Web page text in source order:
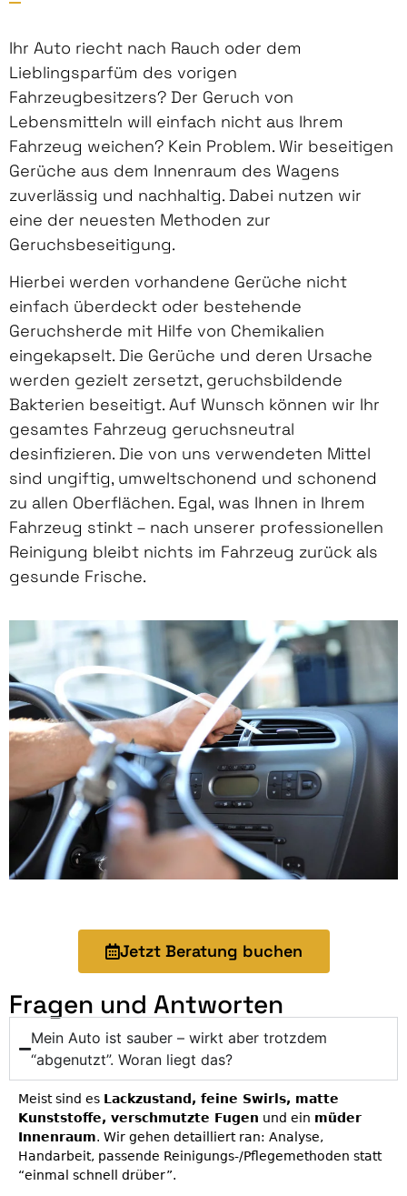
Ihr Auto riecht nach Rauch oder dem
Lieblingsparfüm des vorigen
Fahrzeugbesitzers? Der Geruch von
Lebensmitteln will einfach nicht aus Ihrem
Fahrzeug weichen? Kein Problem. Wir beseitigen
Gerüche aus dem Innenraum des Wagens
zuverlässig und nachhaltig. Dabei nutzen wir
eine der neuesten Methoden zur
Geruchsbeseitigung.
Hierbei werden vorhandene Gerüche nicht
einfach überdeckt oder bestehende
Geruchsherde mit Hilfe von Chemikalien
eingekapselt. Die Gerüche und deren Ursache
werden gezielt zersetzt, geruchsbildende
Bakterien beseitigt. Auf Wunsch können wir Ihr
gesamtes Fahrzeug geruchsneutral
desinfizieren. Die von uns verwendeten Mittel
sind ungiftig, umweltschonend und schonend
zu allen Oberflächen. Egal, was Ihnen in Ihrem
Fahrzeug stinkt – nach unserer professionellen
Reinigung bleibt nichts im Fahrzeug zurück als
gesunde Frische.
Jetzt Beratung buchen
Fragen und Antworten
Mein Auto ist sauber – wirkt aber trotzdem
“abgenutzt”. Woran liegt das?
Meist sind es Lackzustand, feine Swirls, matte
Kunststoffe, verschmutzte Fugen und ein müder
Innenraum. Wir gehen detailliert ran: Analyse,
Handarbeit, passende Reinigungs-/Pflegemethoden statt
“einmal schnell drüber”.